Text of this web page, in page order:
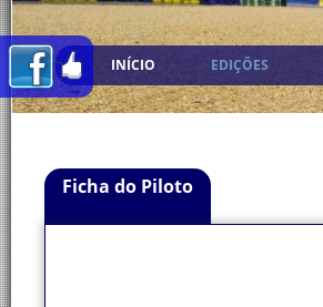
INÍCIO EDIÇÕES
Ficha do Piloto